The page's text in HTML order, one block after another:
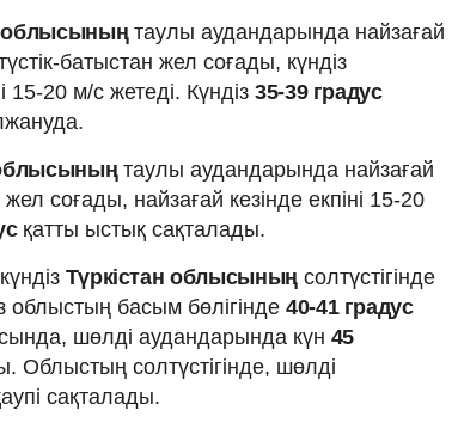
таулы аудандарында найзағай
батыстан жел соғады, күндіз
15-20 м/с жетеді. Күндіз 35-39 градус
таулы аудандарында найзағай
соғады, найзағай кезінде екпіні 15-20
қатты ыстық сақталады.
Түркістан облысыныңсолтүстігінде
облыстың басым бөлігінде 40-41 градус
шөлді аудандарында күн 45
Облыстың солтүстігінде, шөлді
сақталады.